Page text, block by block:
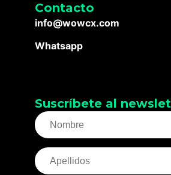
Contacto
info@wowcx.com
Whatsapp
Suscríbete al